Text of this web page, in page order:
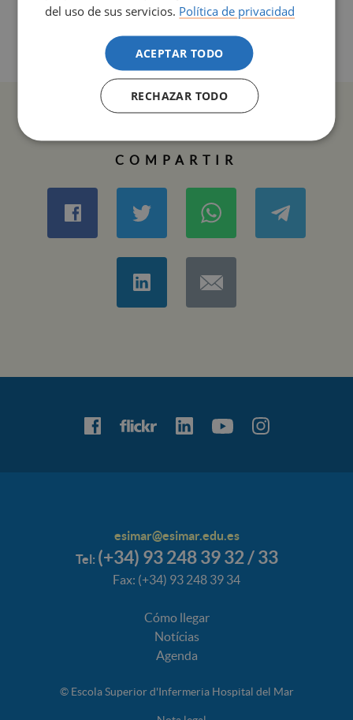
COMPARTIR
esimar@esimar.edu.es
Tel: (+34) 93 248 39 32 / 33
Fax: (+34) 93 248 39 34
Cómo llegar
Notícias
Agenda
© Escola Superior d'Infermeria Hospital del Mar
del uso de sus servicios. Política de privacidad
ACEPTAR TODO
RECHAZAR TODO